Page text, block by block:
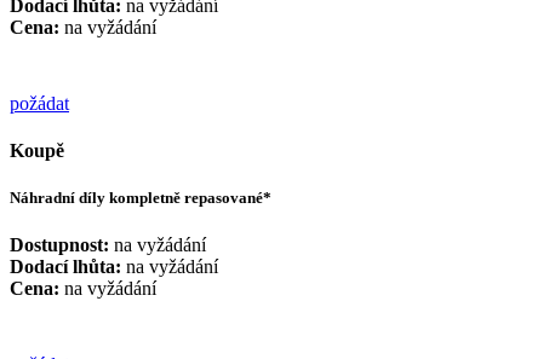
Dodací lhůta: na vyžádání
Cena: na vyžádání
požádat
Koupě
Náhradní díly kompletně repasované*
Dostupnost: na vyžádání
Dodací lhůta: na vyžádání
Cena: na vyžádání